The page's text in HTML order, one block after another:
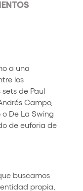
a una
los
de Paul
Campo,
De La Swing
de euforia de
buscamos
propia,